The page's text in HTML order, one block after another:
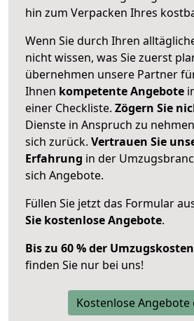
hin zum Verpacken Ihres
Wenn Sie durch Ihren
nicht wissen, was Sie zuerst
übernehmen unsere Partner
Ihnen kompetente Angebote
einer Checkliste. Zögern Sie
Dienste in Anspruch zu
sich zurück. Vertrauen Sie
Erfahrung in der
sich Angebote.
Füllen Sie jetzt das Formular
Sie kostenlose Angebote.
Bis zu 60 % der
finden Sie nur bei uns!
Kostenlose Angebote